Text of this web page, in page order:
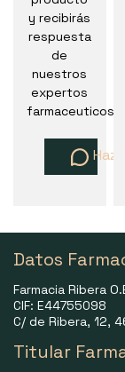
y recibirás
respuesta
de
nuestros
expertos
farmaceuticos
Haz
Datos
Farmacia Ribera
CIF: E44755098
C/ de Ribera, 12,
Titular